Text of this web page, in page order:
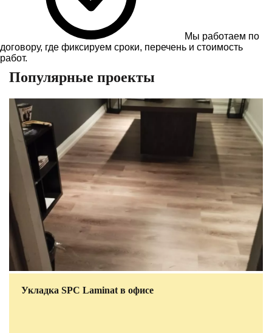
Мы работаем по
договору, где фиксируем сроки, перечень и стоимость
работ.
Популярные проекты
Укладка SPC Laminat в офисе